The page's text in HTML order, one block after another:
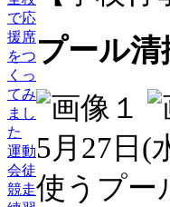
で応
援席
をつ
くっ
てみ
まし
た
運動
会徒
競走
プール清
5月27日(
使うプー